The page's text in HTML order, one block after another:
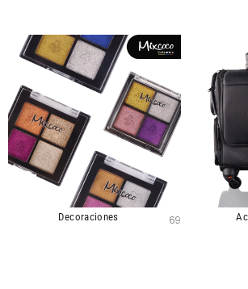
Decoraciones 69